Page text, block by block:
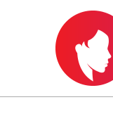
GIRL.BG